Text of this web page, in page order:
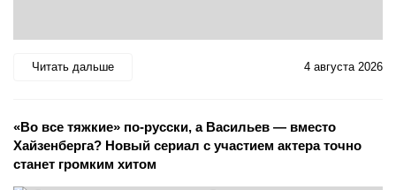
Читать дальше 4 августа 2026
«Во все тяжкие» по-русски, а Васильев — вместо
Хайзенберга? Новый сериал с участием актера точно
станет громким хитом